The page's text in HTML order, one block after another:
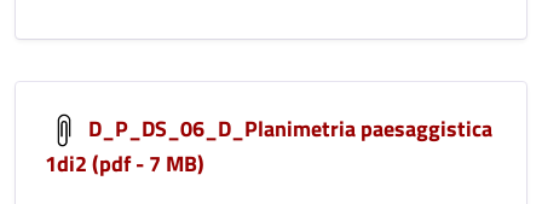
D_P_DS_06_D_Planimetria paesaggistica
1di2 (pdf - 7 MB)